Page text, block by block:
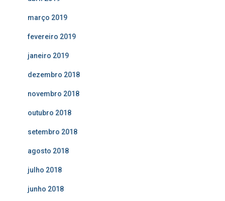
março 2019
fevereiro 2019
janeiro 2019
dezembro 2018
novembro 2018
outubro 2018
setembro 2018
agosto 2018
julho 2018
junho 2018